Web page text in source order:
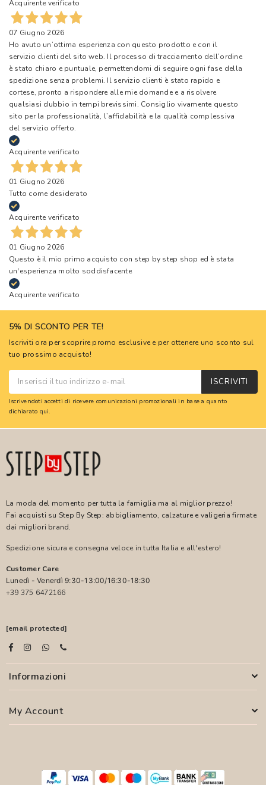
Acquirente verificato
07 Giugno 2026
Ho avuto un’ottima esperienza con questo prodotto e con il
servizio clienti del sito web. Il processo di tracciamento dell’ordine
è stato chiaro e puntuale, permettendomi di seguire ogni fase della
spedizione senza problemi. Il servizio clienti è stato rapido e
cortese, pronto a rispondere alle mie domande e a risolvere
qualsiasi dubbio in tempi brevissimi. Consiglio vivamente questo
sito per la professionalità, l’affidabilità e la qualità complessiva
del servizio offerto.
Acquirente verificato
01 Giugno 2026
Tutto come desiderato
Acquirente verificato
01 Giugno 2026
Questo è il mio primo acquisto con step by step shop ed è stata
un'esperienza molto soddisfacente
Acquirente verificato
5% DI SCONTO PER TE!
Iscriviti ora per scoprire promo esclusive e per ottenere uno sconto sul
tuo prossimo acquisto!
ISCRIVITI
Iscrivendoti accetti di ricevere comunicazioni promozionali in base a quanto
dichiarato qui.
La moda del momento per tutta la famiglia ma al miglior prezzo!
Fai acquisti su Step By Step: abbigliamento, calzature e valigeria firmate
dai migliori brand.
Spedizione sicura e consegna veloce in tutta Italia e all'estero!
Customer Care
Lunedì - Venerdì 9:30-13:00/16:30-18:30
+39 375 6472166
[email protected]
Informazioni
My Account